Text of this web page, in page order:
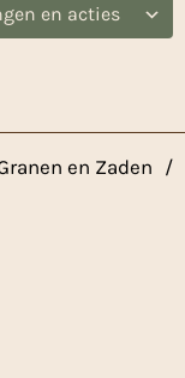
en acties
en Zaden /